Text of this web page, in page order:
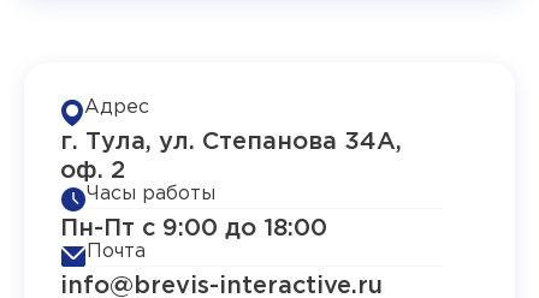
Адрес
г. Тула, ул. Степанова 34А,
оф. 2
Часы работы
Пн-Пт с 9:00 до 18:00
Почта
info@brevis-interactive.ru